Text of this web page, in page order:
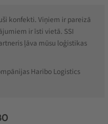
konfekti. Viņiem ir pareizā
ir īsti vietā. SSI
ļāva mūsu loģistikas
Haribo Logistics